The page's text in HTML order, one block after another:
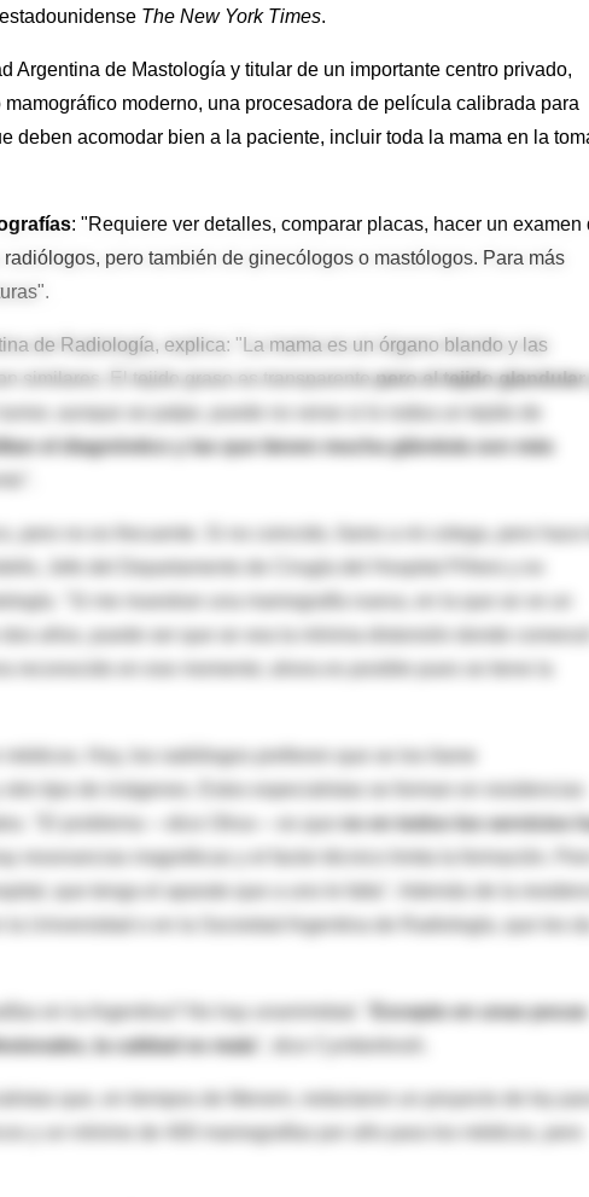
The New York Times.
Argentina de Mastología y titular de un importante centro privado,
moderno, una procesadora de película calibrada para
deben acomodar bien a la paciente, incluir toda la mama en la
: "Requiere ver detalles, comparar placas, hacer un examen
pero también de ginecólogos o mastólogos. Para más
de Radiología, explica: "La mama es un órgano blando y las
similares. El tejido graso es transparente pero el tejido glandular
tumor, aunque se palpe, puede no verse si lo rodea un tejido de
el diagnóstico y las que tienen mucha glándula son más
pero no es frecuente. Si no coincido, llamo a mi colega, pero hace
Jefe del Departamento de Cirugía del Hospital Piñero y ex
"Si me muestran una mamografía nueva, en la que se ve un
Hoy, los radiólogos prefieren que se los llame
tipo de imágenes. Estos especialistas se forman en residencias
no en todos los servicios
resonancias magnéticas y el factor técnico limita la formación.
que tenga el aparato que a uno le falta". Además de la
la Universidad o en la Sociedad Argentina de Radiología, que les
en la Argentina? No hay unanimidad. "
Excepto en unas pocas
la calidad es mala
que, en tiempos de Menem, redactaron un proyecto de ley
y un mínimo de 400 mamografías por año para los médicos, pero